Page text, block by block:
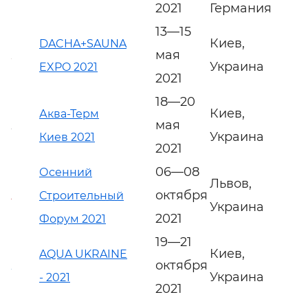
2021
Германия
DACHA+SAUNA
EXPO 2021
13—15
мая
2021
Киев,
Украина
Аква-Терм
Киев 2021
18—20
мая
2021
Киев,
Украина
Осенний
Строительный
Форум 2021
06—08
октября
2021
Львов,
Украина
AQUA UKRAINE
- 2021
19—21
октября
2021
Киев,
Украина